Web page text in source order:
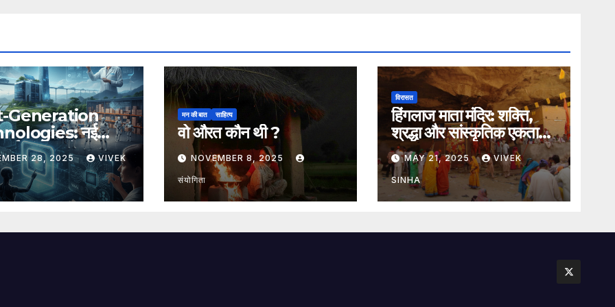
Generation
नई
नई संभावनाएँ, नया
28, 2025 VIVEK
मन की बात साहित्य
वो औरत कौन थी ?
NOVEMBER 8, 2025
संयोगिता
विरासत
हिंगलाज माता मंदिर: शक्ति,
श्रद्धा और सांस्कृतिक एकता
का अमर प्रतीक
MAY 21, 2025 VIVEK
SINHA